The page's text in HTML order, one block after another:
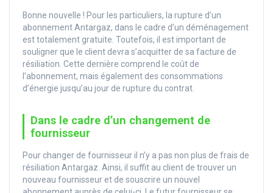
Bonne nouvelle ! Pour les particuliers, la rupture d’un
abonnement Antargaz, dans le cadre d’un déménagement
est totalement gratuite. Toutefois, il est important de
souligner que le client devra s’acquitter de sa facture de
résiliation. Cette dernière comprend le coût de
l’abonnement, mais également des consommations
d’énergie jusqu’au jour de rupture du contrat.
Dans le cadre d’un changement de
fournisseur
Pour changer de fournisseur il n’y a pas non plus de frais de
résiliation Antargaz. Ainsi, il suffit au client de trouver un
nouveau fournisseur et de souscrire un nouvel